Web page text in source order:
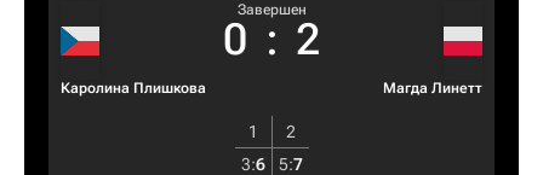
Каролина Плишкова
Завершен
0 : 2
Магда Линетт
1
2
3:6 5:7